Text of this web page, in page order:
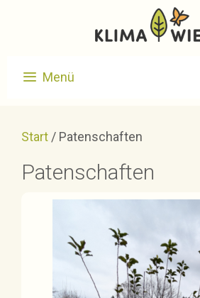
Menü
Start / Patenschaften
Patenschaften